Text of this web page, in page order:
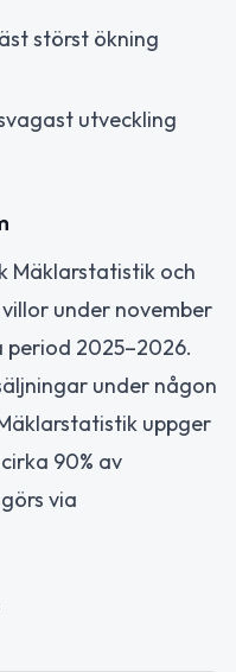
störst ökning
utveckling
Mäklarstatistik och
under november
period 2025–2026.
under någon
uppger
90% av
via